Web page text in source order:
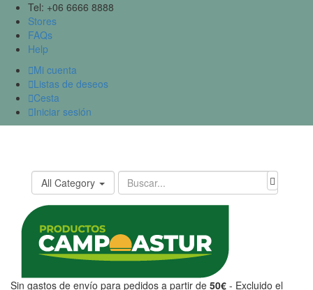
Tel: +06 6666 8888
Stores
FAQs
Help
Mi cuenta
Listas de deseos
Cesta
Iniciar sesión
All Category
Sin gastos de envío para pedidos a partir de 50€ - Excluido el